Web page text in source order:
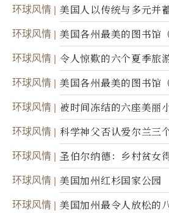
环球风情
美国人以传统与多元并
50周年
环球风情 美国各州最美的图书馆
环球风情 令人惊歎的六个夏季旅
环球风情 美国各州最美的图书馆
环球风情 被时间冻结的六座美丽
环球风情
科学神父否认爱尔兰三
灵
环球风情
圣伯尔纳德：乡村贫女
腐身
环球风情 美国加州红杉国家公园
环球风情 美国加州最令人放松的